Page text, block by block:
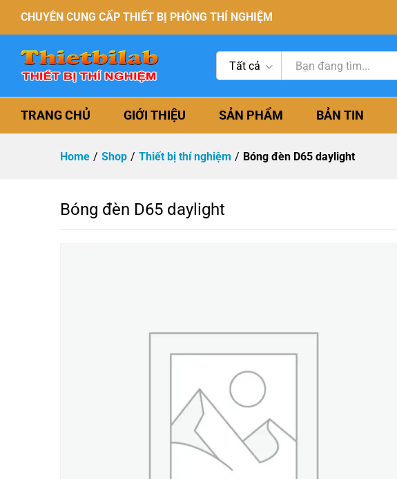
CHUYÊN CUNG CẤP THIẾT BỊ PHÒNG THÍ NGHIỆM
Tất cả
TRANG CHỦ GIỚI THIỆU SẢN PHẨM BẢN TIN
Home / Shop / Thiết bị thí nghiệm / Bóng đèn D65 daylight
Bóng đèn D65 daylight